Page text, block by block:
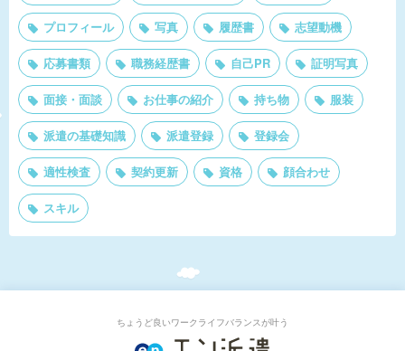
プロフィール 写真 履歴書 志望動機
応募書類 職務経歴書 自己PR 証明写真
面接・面談 お仕事の紹介 持ち物 服装
派遣の基礎知識 派遣登録 登録会
適性検査 契約更新 資格 顔合わせ
スキル
ちょうど良いワークライフバランスが叶う